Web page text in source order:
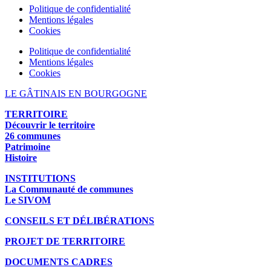
Politique de confidentialité
Mentions légales
Cookies
Politique de confidentialité
Mentions légales
Cookies
LE GÂTINAIS EN BOURGOGNE
TERRITOIRE
Découvrir le territoire
26 communes
Patrimoine
Histoire
INSTITUTIONS
La Communauté de communes
Le SIVOM
CONSEILS ET DÉLIBÉRATIONS
PROJET DE TERRITOIRE
DOCUMENTS CADRES